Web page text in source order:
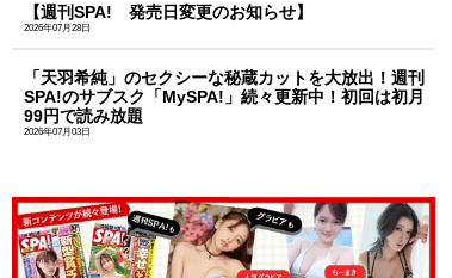
【週刊SPA! 発売日変更のお知らせ】
2026年07月28日
「天羽希純」のセクシーな秘蔵カットを大放出！週刊
SPA!のサブスク「MySPA!」続々更新中！初回は初月
99円で読み放題
2026年07月03日